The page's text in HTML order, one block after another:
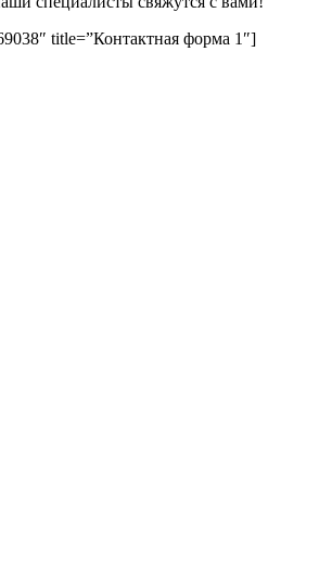
title=”Контактная форма 1″]